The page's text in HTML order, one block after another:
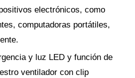
electrónicos, como
computadoras portátiles,
y luz LED y función de
ventilador con clip